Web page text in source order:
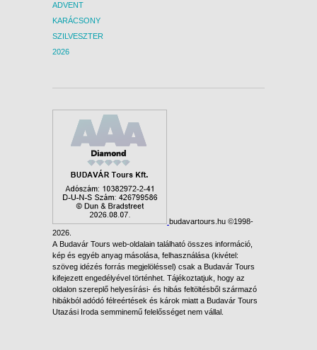
ADVENT
KARÁCSONY
SZILVESZTER
2026
budavartours.hu ©1998-
2026.
A Budavár Tours web-oldalain található összes információ,
kép és egyéb anyag másolása, felhasználása (kivétel:
szöveg idézés forrás megjelöléssel) csak a Budavár Tours
kifejezett engedélyével történhet. Tájékoztatjuk, hogy az
oldalon szereplő helyesírási- és hibás feltöltésből származó
hibákból adódó félreértések és károk miatt a Budavár Tours
Utazási Iroda semminemű felelősséget nem vállal.